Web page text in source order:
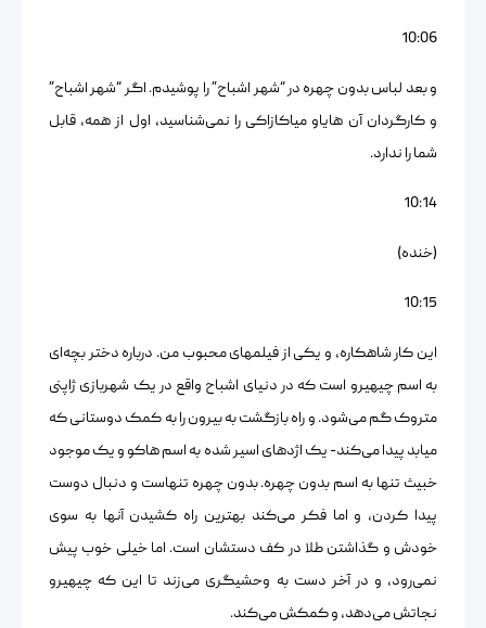
10:06
و بعد لباس بدون چهره در “شهر اشباح” را پوشیدم. اگر “شهر اشباح”
و کارگردان آن هایاو میاکازاکی را نمی‌شناسید، اول از همه، قابل
شما را ندارد.
10:14
(خنده)
10:15
این کار شاهکاره، و یکی از فیلمهای محبوب من. درباره دختر بچه‌ای
به اسم چیهیرو است که در دنیای اشباح واقع در یک شهربازی ژاپنی
متروک گم می‌شود. و راه بازگشت به بیرون را به کمک دوستانی که
میابد پیدا می‌کند- یک اژدهای اسیر شده به اسم هاکو و یک موجود
خبیث تنها به اسم بدون چهره. بدون چهره تنهاست و دنبال دوست
پیدا کردن، و اما فکر می‌کند بهترین راه کشیدن آنها به سوی
خودش و گذاشتن طلا در کف دستشان است. اما خیلی خوب پیش
نمی‌رود، و در آخر دست به وحشیگری می‌زند تا این که چیهیرو
نجاتش می‌دهد، و کمکش می‌کند.